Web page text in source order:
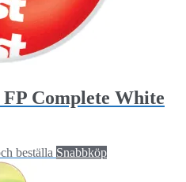
Complete White
beställa Snabbköp